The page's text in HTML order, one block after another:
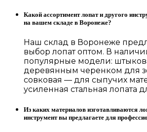
Какой ассортимент лопат и другого
на вашем складе в Воронеже?
Наш склад в Воронеже
выбор лопат оптом. В
популярные модели:
деревянным черенком для
совковая — для сыпучих
усиленная стальная лопата
Из каких материалов изготавливаются
инструмент вы предлагаете для